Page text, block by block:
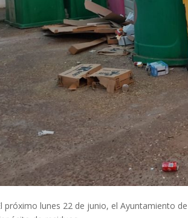
próximo lunes 22 de junio, el Ayuntamiento